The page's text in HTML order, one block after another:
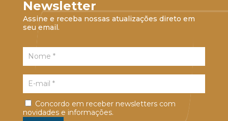
Newsletter
Assine e receba nossas atualizações direto em
seu email.
Concordo em receber newsletters com
novidades e informações.